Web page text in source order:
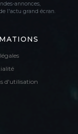
annonces,
l'actu grand écran.
d'utilisation